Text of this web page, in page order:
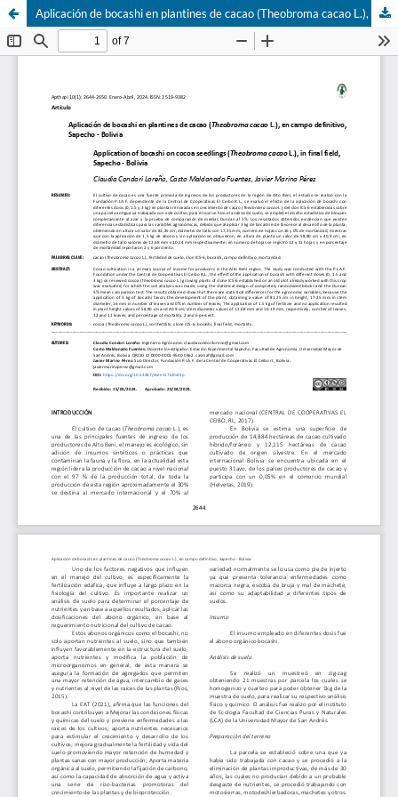
Aplicación de bocashi en plantines de cacao (Theobroma cacao L.), en campo definitivo, Sapecho - Bolivia